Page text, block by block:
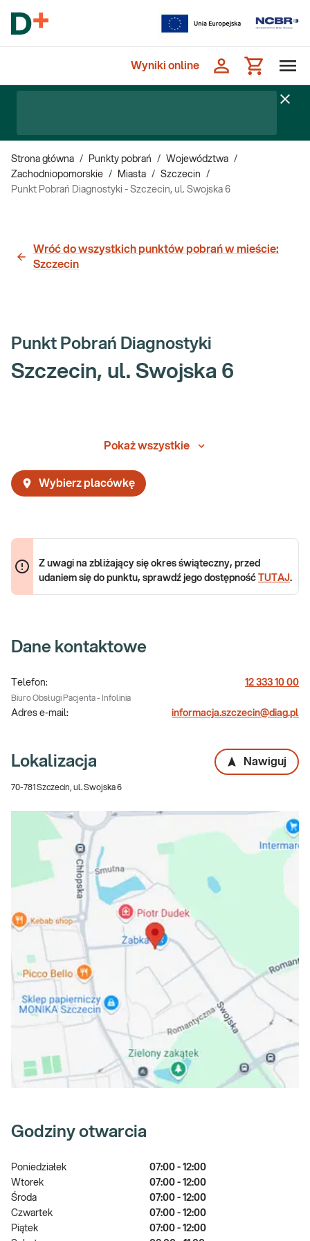
Wyniki online
Strona główna / Punkty pobrań / Województwa /
Zachodniopomorskie / Miasta / Szczecin
/
Punkt Pobrań Diagnostyki - Szczecin, ul. Swojska 6
Wróć do wszystkich punktów pobrań w mieście:
Szczecin
Punkt Pobrań Diagnostyki
Szczecin, ul. Swojska 6
Pokaż wszystkie
Wybierz placówkę
Z uwagi na zbliżający się okres świąteczny, przed
udaniem się do punktu, sprawdź jego dostępność
TUTAJ.
Dane kontaktowe
Telefon: 12 333 10 00
Biuro Obsługi Pacjenta - Infolinia
Adres e-mail: informacja.szczecin@diag.pl
Lokalizacja Nawiguj
70-781 Szczecin, ul. Swojska 6
Godziny otwarcia
Poniedziałek
07:00 - 12:00
Wtorek
07:00 - 12:00
Środa
07:00 - 12:00
Czwartek
07:00 - 12:00
Piątek
07:00 - 12:00